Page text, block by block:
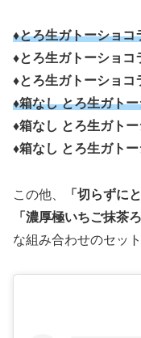
♦とろ生ガトーショコ
♦とろ生ガトーショ
♦とろ生ガトーショ
♦箱なし とろ生ガト
♦箱なし とろ生ガト
♦箱なし とろ生ガト
この他、 「切らずに
「濃厚極いちご抹茶
な組み合わせのセッ